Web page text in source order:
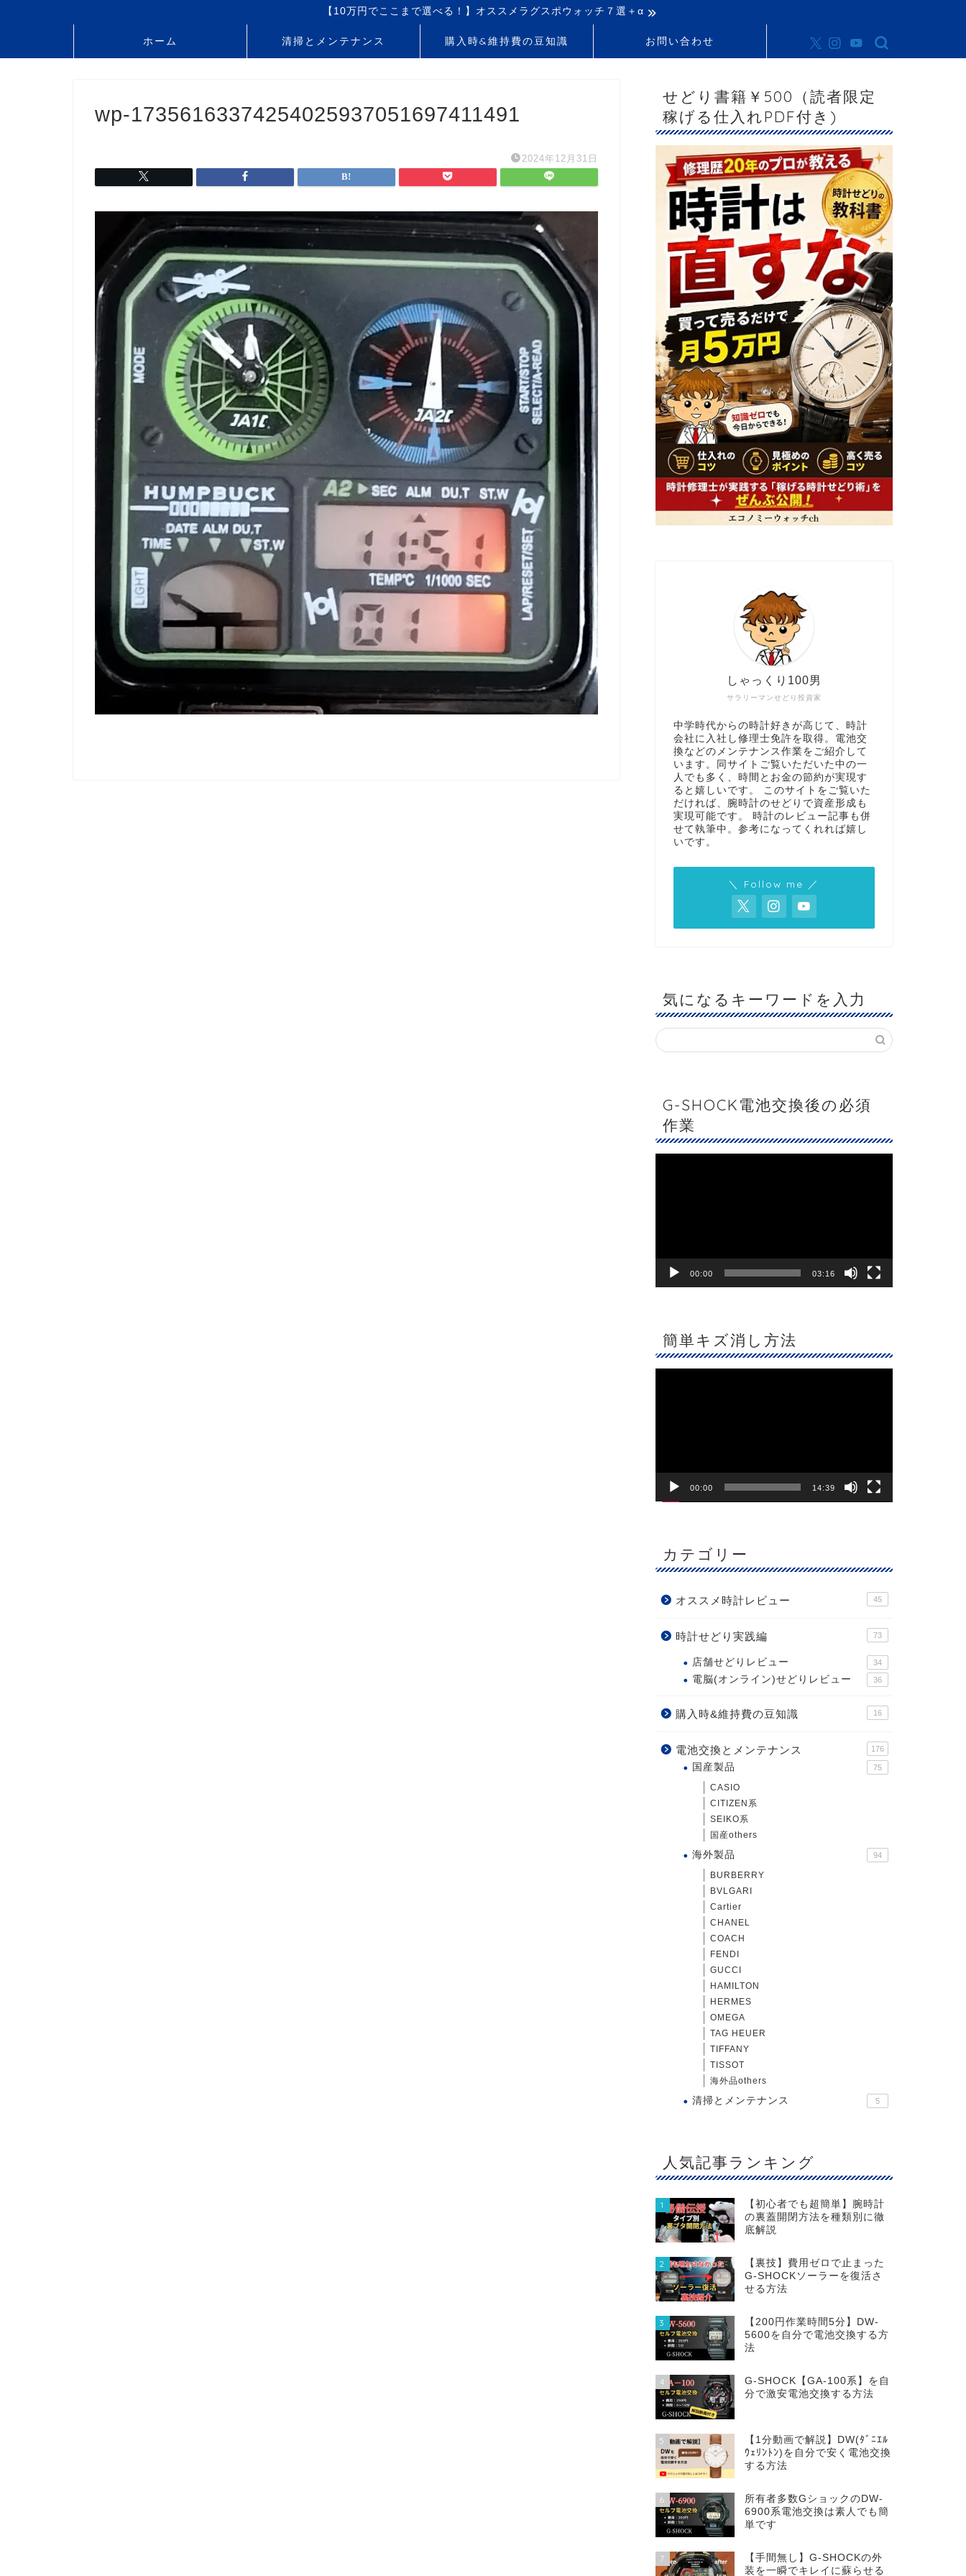
【10万円でここまで選べる！】オススメラグスポウォッチ７選＋α
ホーム 清掃とメンテナンス 購入時&維持費の豆知識 お問い合わせ
wp-17356163374254025937051697411491
2024年12月31日
せどり書籍￥500（読者限定
稼げる仕入れPDF付き)
サラリーマンせどり投資家
しゃっくり100男
中学時代からの時計好きが高じて、時計
会社に入社し修理士免許を取得。電池交
換などのメンテナンス作業をご紹介して
います。同サイトご覧いただいた中の一
人でも多く、時間とお金の節約が実現す
ると嬉しいです。 このサイトをご覧いた
だければ、腕時計のせどりで資産形成も
実現可能です。 時計のレビュー記事も併
せて執筆中。参考になってくれれば嬉し
いです。
＼ Follow me ／
気になるキーワードを入力
G-SHOCK電池交換後の必須
作業
00:00 03:16
簡単キズ消し方法
00:00 14:39
カテゴリー
オススメ時計レビュー 45
時計せどり実践編 73
店舗せどりレビュー 34
電脳(オンライン)せどりレビュー 36
購入時&維持費の豆知識 16
電池交換とメンテナンス 176
国産製品 75
CASIO
CITIZEN系
SEIKO系
国産others
海外製品 94
BURBERRY
BVLGARI
Cartier
CHANEL
COACH
FENDI
GUCCI
HAMILTON
HERMES
OMEGA
TAG HEUER
TIFFANY
TISSOT
海外品others
清掃とメンテナンス 5
人気記事ランキング
1
【初心者でも超簡単】腕時計
の裏蓋開閉方法を種類別に徹
底解説
2
【裏技】費用ゼロで止まった
G-SHOCKソーラーを復活さ
せる方法
3
【200円作業時間5分】DW‐
5600を自分で電池交換する方
法
4
G-SHOCK【GA-100系】を自
分で激安電池交換する方法
5
【1分動画で解説】DW(ﾀﾞﾆｴﾙ
ｳｪﾘﾝﾄﾝ)を自分で安く電池交換
する方法
6
所有者多数GショックのDW-
6900系電池交換は素人でも簡
単です
7
【手間無し】G-SHOCKの外
装を一瞬でキレイに蘇らせる